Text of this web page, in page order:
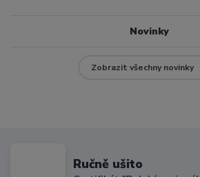
Novinky
Zobrazit všechny novinky
Ručně ušito